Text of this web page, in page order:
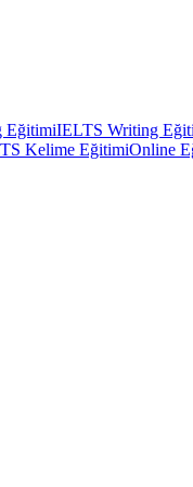
EğitimiIELTS Writing
Kelime EğitimiOnline